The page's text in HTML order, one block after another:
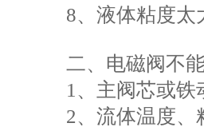
8、液体粘度
二、电磁阀不
1、主阀芯或
2、流体温度